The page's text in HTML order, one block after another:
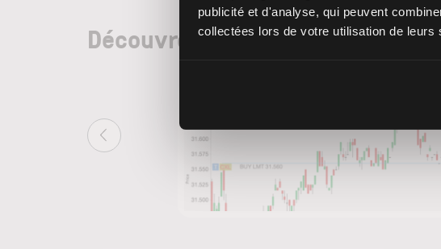
publicité et d'analyse, qui peuvent
collectées lors de votre utilisation de leurs
Découvrez un panel d’outils de